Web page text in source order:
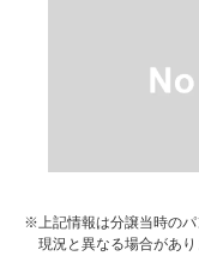
※上記情報は分譲当時のパ
現況と異なる場合があり